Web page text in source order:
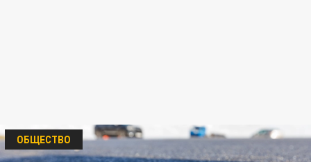
ОБЩЕСТВО